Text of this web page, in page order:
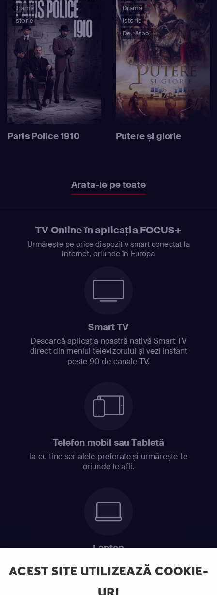
ACEST SITE UTILIZEAZĂ COOKIE-
Dramă
Istorie
Paris Police 1910
Dramă
Istorie
De război
Putere și glorie
Arată-le pe toate
TV Online în aplicația FOCUS+
Urmărește pe orice dispozitiv smart conectat la
internet, oriunde în Europa
Smart TV
Descarcă aplicația noastră nativă Smart TV
direct din meniul televizorului și vezi instant
peste 90 de canale TV.
Telefon mobil sau Tabletă
Ia cu tine serialele preferate și urmărește-le
oriunde te afli.
Laptop